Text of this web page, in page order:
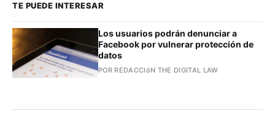
TE PUEDE INTERESAR
Los usuarios podrán denunciar a
Facebook por vulnerar protección de
datos
POR REDACCIóN THE DIGITAL LAW